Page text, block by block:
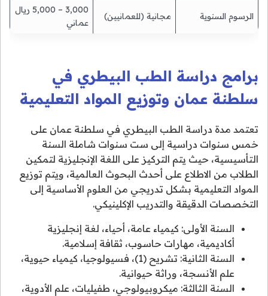
الرسوم السنوية مجانية (للعمانيين)
3,000 – 5,000 ريال
عماني
برامج دراسة الطب البيطري في
سلطنة عمان وتوزيع المواد التعليمية
تعتمد مدة دراسة الطب البيطري في سلطنة عمان على
خمس سنوات دراسية إلى ست سنوات شاملة السنة
التأسيسية، حيث يتم التركيز على اللغة الإنجليزية لتمكين
الطلاب من الاطلاع على أحدث البحوث العالمية، ويتم توزيع
المواد التعليمية بشكل تدريجي من العلوم الأساسية إلى
التخصصات الدقيقة والتدريب الإكلينيكي.
السنة الأولى: كيمياء عامة، أحياء، لغة إنجليزية
أكاديمية، مهارات حاسوب، ثقافة إسلامية.
السنة الثانية: تشريح (1)، فسيولوجيا، كيمياء حيوية،
علم الأنسجة، وراثة حيوانية.
السنة الثالثة: ميكروبيولوجي، طفيليات، علم الأدوية،